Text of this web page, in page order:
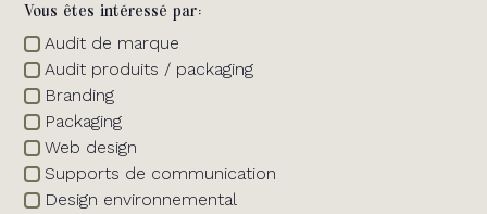
Vous êtes intéressé par:
Audit de marque
Audit produits / packaging
Branding
Packaging
Web design
Supports de communication
Design environnemental